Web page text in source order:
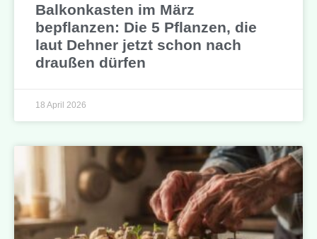
Balkonkasten im März
bepflanzen: Die 5 Pflanzen, die
laut Dehner jetzt schon nach
draußen dürfen
18 April 2026